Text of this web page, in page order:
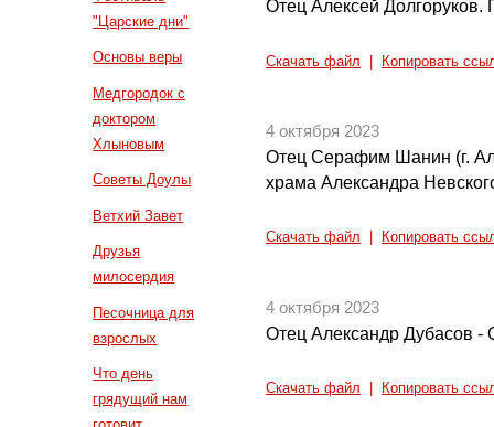
"Царские дни"
Основы веры
Медгородок с
доктором
Хлыновым
Советы Доулы
Ветхий Завет
Друзья
милосердия
Песочница для
взрослых
Что день
грядущий нам
Отец Алексей
Скачать файл Копировать
4 октября 2023
Отец Серафим Шанин (г.
храма Александра
Скачать файл Копировать
4 октября 2023
Отец Александр Дубасов -
Скачать файл Копировать